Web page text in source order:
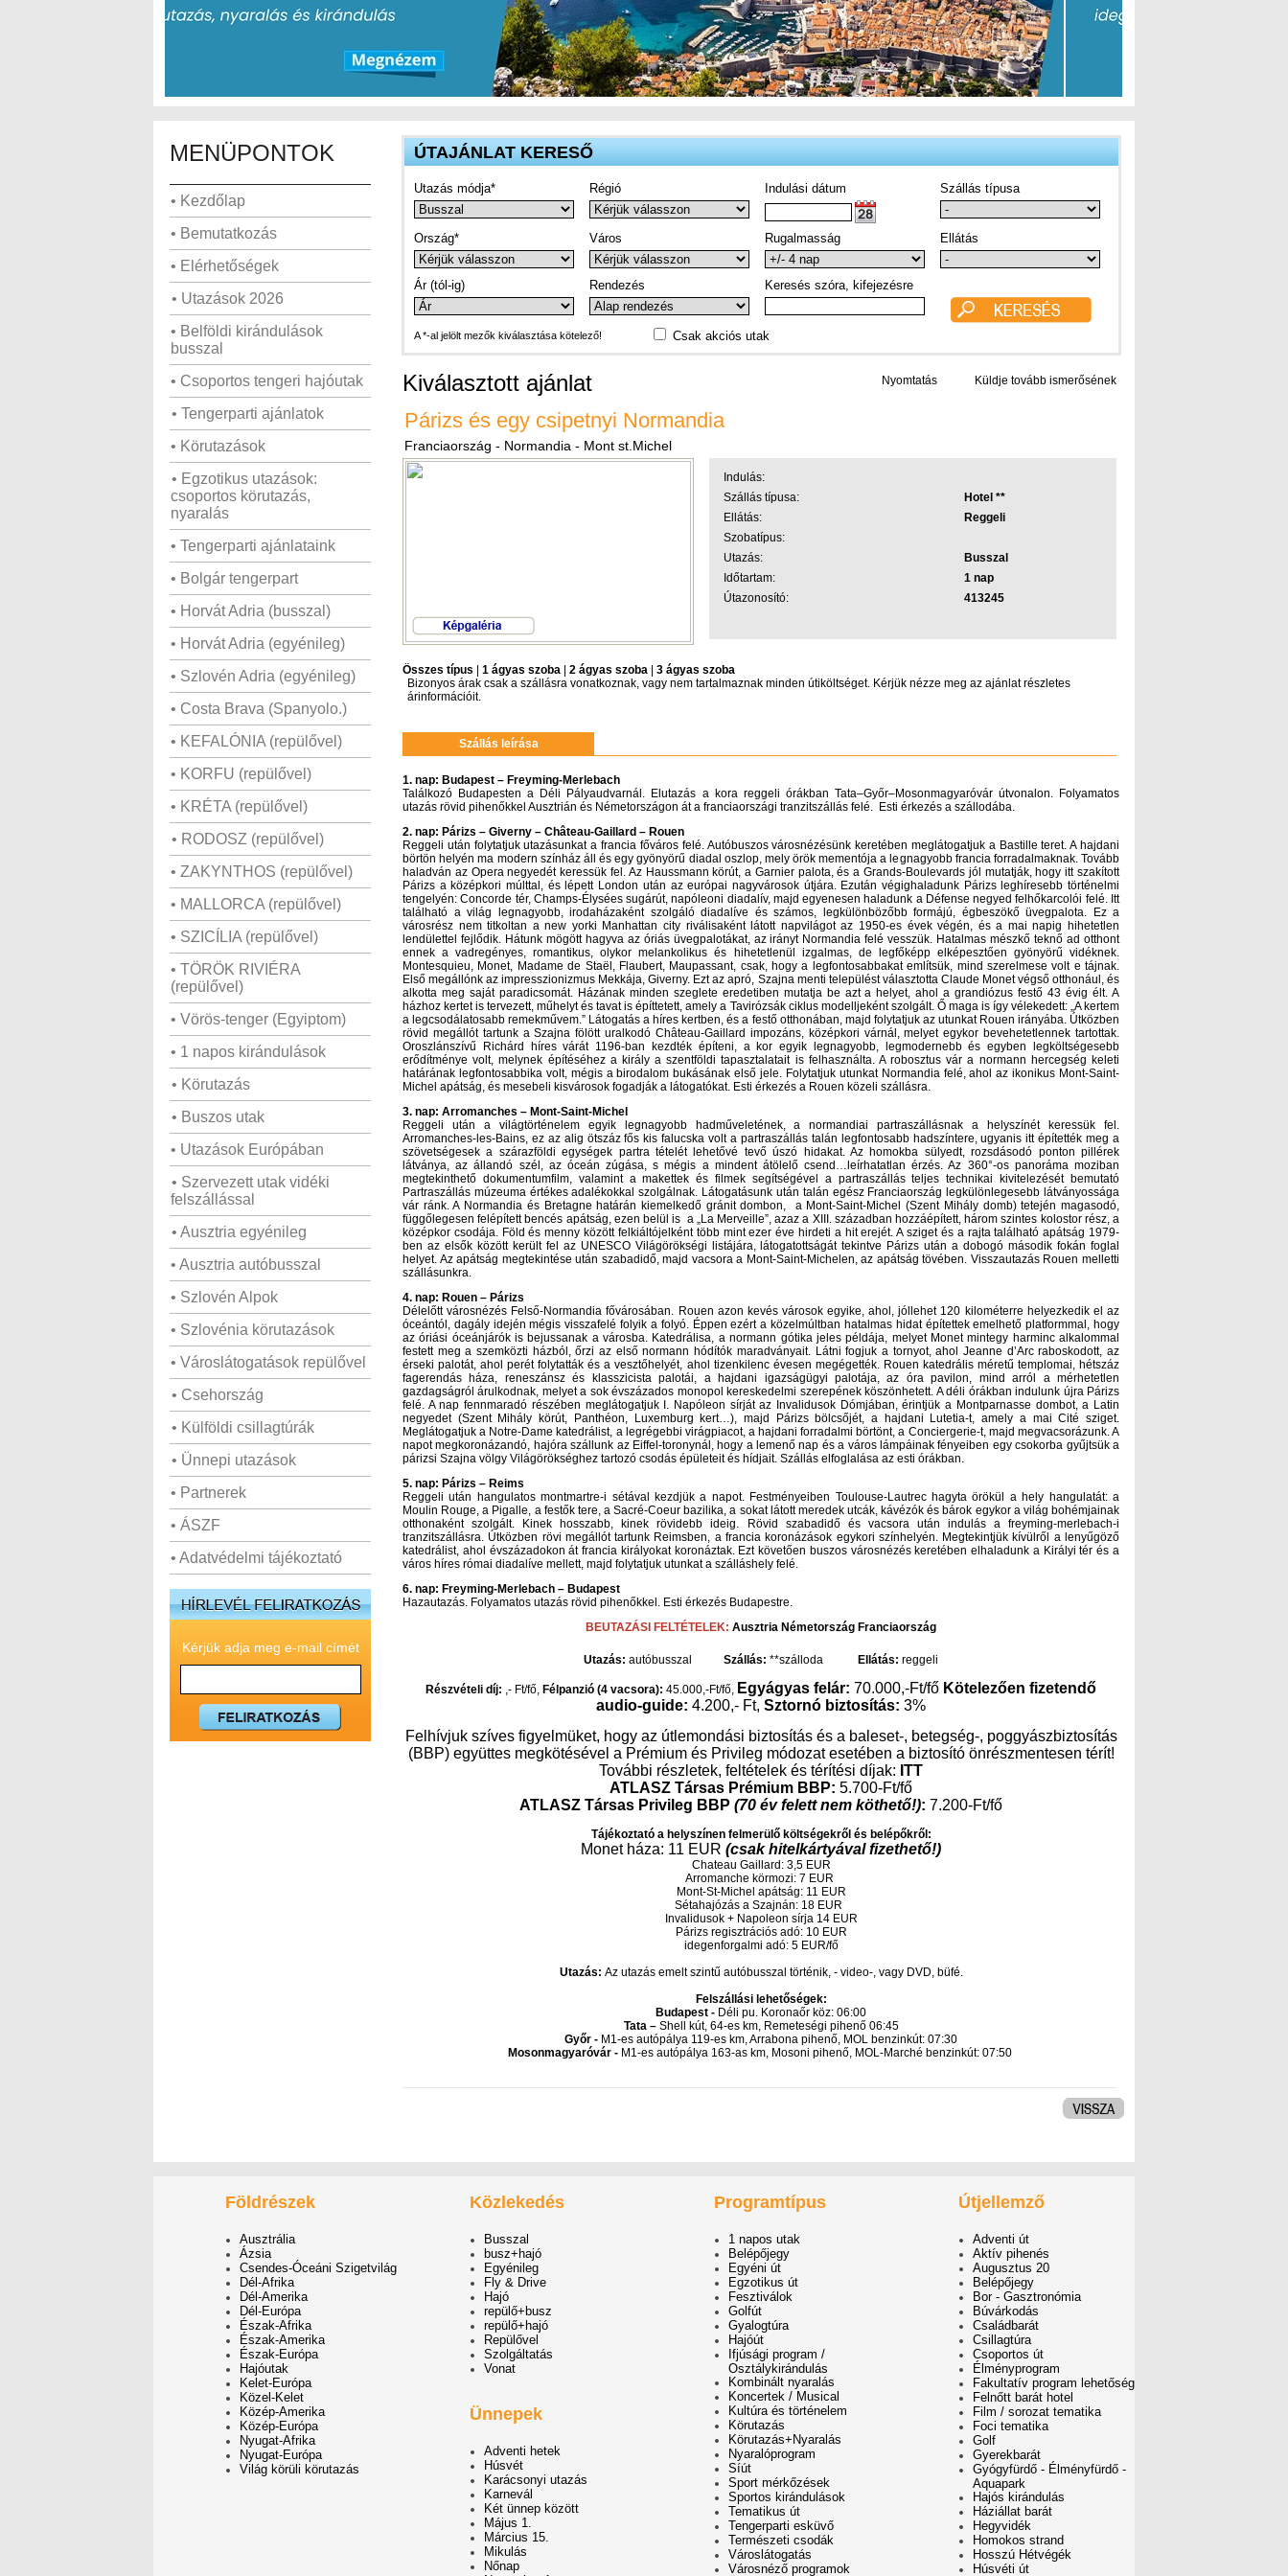
MENÜPONTOK
• Kezdőlap
• Bemutatkozás
• Elérhetőségek
• Utazások 2026
• Belföldi kirándulások
busszal
• Csoportos tengeri hajóutak
• Tengerparti ajánlatok
• Körutazások
• Egzotikus utazások:
csoportos körutazás,
nyaralás
• Tengerparti ajánlataink
• Bolgár tengerpart
• Horvát Adria (busszal)
• Horvát Adria (egyénileg)
• Szlovén Adria (egyénileg)
• Costa Brava (Spanyolo.)
• KEFALÓNIA (repülővel)
• KORFU (repülővel)
• KRÉTA (repülővel)
• RODOSZ (repülővel)
• ZAKYNTHOS (repülővel)
• MALLORCA (repülővel)
• SZICÍLIA (repülővel)
• TÖRÖK RIVIÉRA
(repülővel)
• Vörös-tenger (Egyiptom)
• 1 napos kirándulások
• Körutazás
• Buszos utak
• Utazások Európában
• Szervezett utak vidéki
felszállással
• Ausztria egyénileg
• Ausztria autóbusszal
• Szlovén Alpok
• Szlovénia körutazások
• Városlátogatások repülővel
• Csehország
• Külföldi csillagtúrák
• Ünnepi utazások
• Partnerek
• ÁSZF
• Adatvédelmi tájékoztató
Kérjük adja meg e-mail címét
ÚTAJÁNLAT KERESŐ
Utazás módja* Régió Indulási dátum Szállás típusa
Ország* Város Rugalmasság Ellátás
Ár (tól-ig) Rendezés Keresés szóra, kifejezésre
A *-al jelölt mezők kiválasztása kötelező! Csak akciós utak
Kiválasztott ajánlat Nyomtatás Küldje tovább ismerősének
Párizs és egy csipetnyi Normandia
Franciaország - Normandia - Mont st.Michel
Indulás:
Szállás típusa:
Hotel **
Ellátás:
Reggeli
Szobatípus:
Utazás:
Busszal
Időtartam:
1 nap
Útazonosító:
413245
Összes típus 1 ágyas szoba 2 ágyas szoba
3 ágyas szoba
Bizonyos árak csak a szállásra vonatkoznak, vagy nem tartalmaznak minden útiköltséget. Kérjük nézze meg az ajánlat részletes
árinformációit.
Szállás leírása
1. nap: Budapest – Freyming-Merlebach
Találkozó Budapesten a Déli Pályaudvarnál. Elutazás a kora reggeli órákban Tata–Győr–Mosonmagyaróvár útvonalon. Folyamatos
utazás rövid pihenőkkel Ausztrián és Németországon át a franciaországi tranzitszállás felé. Esti érkezés a szállodába.
2. nap: Párizs – Giverny – Château-Gaillard – Rouen
Reggeli után folytatjuk utazásunkat a francia főváros felé. Autóbuszos városnézésünk keretében meglátogatjuk a Bastille teret. A hajdani
börtön helyén ma modern színház áll és egy gyönyörű diadal oszlop, mely örök mementója a legnagyobb francia forradalmaknak. Tovább
haladván az Opera negyedét keressük fel. Az Haussmann körút, a Garnier palota, és a Grands-Boulevards jól mutatják, hogy itt szakított
Párizs a középkori múlttal, és lépett London után az európai nagyvárosok útjára. Ezután végighaladunk Párizs leghíresebb történelmi
tengelyén: Concorde tér, Champs-Élysées sugárút, napóleoni diadalív, majd egyenesen haladunk a Défense negyed felhőkarcolói felé. Itt
található a világ legnagyobb, irodaházaként szolgáló diadalíve és számos, legkülönbözőbb formájú, égbeszökő üvegpalota. Ez a
városrész nem titkoltan a new yorki Manhattan city riválisaként látott napvilágot az 1950-es évek végén, és a mai napig hihetetlen
lendülettel fejlődik. Hátunk mögött hagyva az óriás üvegpalotákat, az irányt Normandia felé vesszük. Hatalmas mészkő teknő ad otthont
ennek a vadregényes, romantikus, olykor melankolikus és hihetetlenül izgalmas, de legfőképp elképesztően gyönyörű vidéknek.
Montesquieu, Monet, Madame de Staël, Flaubert, Maupassant, csak, hogy a legfontosabbakat említsük, mind szerelmese volt e tájnak.
Első megállónk az impresszionizmus Mekkája, Giverny. Ezt az apró, Szajna menti települést választotta Claude Monet végső otthonául, és
alkotta meg saját paradicsomát. Házának minden szeglete eredetiben mutatja be azt a helyet, ahol a grandiózus festő 43 évig élt. A
házhoz kertet is tervezett, műhelyt és tavat is építtetett, amely a Tavirózsák ciklus modelljeként szolgált. Ő maga is így vélekedett: „A kertem
a legcsodálatosabb remekművem.” Látogatás a híres kertben, és a festő otthonában, majd folytatjuk az utunkat Rouen irányába. Útközben
rövid megállót tartunk a Szajna fölött uralkodó Château-Gaillard impozáns, középkori várnál, melyet egykor bevehetetlennek tartottak.
Oroszlánszívű Richárd híres várát 1196-ban kezdték építeni, a kor egyik legnagyobb, legmodernebb és egyben legköltségesebb
erődítménye volt, melynek építéséhez a király a szentföldi tapasztalatait is felhasználta. A robosztus vár a normann hercegség keleti
határának legfontosabbika volt, mégis a birodalom bukásának első jele. Folytatjuk utunkat Normandia felé, ahol az ikonikus Mont-Saint-
Michel apátság, és mesebeli kisvárosok fogadják a látogatókat. Esti érkezés a Rouen közeli szállásra.
3. nap: Arromanches – Mont-Saint-Michel
Reggeli után a világtörténelem egyik legnagyobb hadműveletének, a normandiai partraszállásnak a helyszínét keressük fel.
Arromanches-les-Bains, ez az alig ötszáz fős kis falucska volt a partraszállás talán legfontosabb hadszíntere, ugyanis itt építették meg a
szövetségesek a szárazföldi egységek partra tételét lehetővé tevő úszó hidakat. Az homokba sülyedt, rozsdásodó ponton pillérek
látványa, az állandó szél, az óceán zúgása, s mégis a mindent átölelő csend…leírhatatlan érzés. Az 360°-os panoráma moziban
megtekinthető dokumentumfilm, valamint a makettek és filmek segítségével a partraszállás teljes technikai kivitelezését bemutató
Partraszállás múzeuma értékes adalékokkal szolgálnak. Látogatásunk után talán egész Franciaország legkülönlegesebb látványossága
vár ránk. A Normandia és Bretagne határán kiemelkedő gránit dombon, a Mont-Saint-Michel (Szent Mihály domb) tetején magasodó,
függőlegesen felépített bencés apátság, ezen belül is a „La Merveille”, azaz a XIII. században hozzáépített, három szintes kolostor rész, a
középkor csodája. Föld és menny között felkiáltójelként több mint ezer éve hirdeti a hit erejét. A sziget és a rajta található apátság 1979-
ben az elsők között került fel az UNESCO Világörökségi listájára, látogatottságát tekintve Párizs után a dobogó második fokán foglal
helyet. Az apátság megtekintése után szabadidő, majd vacsora a Mont-Saint-Michelen, az apátság tövében. Visszautazás Rouen melletti
szállásunkra.
4. nap: Rouen – Párizs
Délelőtt városnézés Felső-Normandia fővárosában. Rouen azon kevés városok egyike, ahol, jóllehet 120 kilométerre helyezkedik el az
óceántól, dagály idején mégis visszafelé folyik a folyó. Éppen ezért a közelmúltban hatalmas hidat építettek emelhető platformmal, hogy
az óriási óceánjárók is bejussanak a városba. Katedrálisa, a normann gótika jeles példája, melyet Monet mintegy harminc alkalommal
festett meg a szemközti házból, őrzi az első normann hódítók maradványait. Látni fogjuk a tornyot, ahol Jeanne d’Arc raboskodott, az
érseki palotát, ahol perét folytatták és a vesztőhelyét, ahol tizenkilenc évesen megégették. Rouen katedrális méretű templomai, hétszáz
fagerendás háza, reneszánsz és klasszicista palotái, a hajdani igazságügyi palotája, az óra pavilon, mind arról a mérhetetlen
gazdagságról árulkodnak, melyet a sok évszázados monopol kereskedelmi szerepének köszönhetett. A déli órákban indulunk újra Párizs
felé. A nap fennmaradó részében meglátogatjuk I. Napóleon sírját az Invalidusok Dómjában, érintjük a Montparnasse dombot, a Latin
negyedet (Szent Mihály körút, Panthéon, Luxemburg kert…), majd Párizs bölcsőjét, a hajdani Lutetia-t, amely a mai Cité sziget.
Meglátogatjuk a Notre-Dame katedrálist, a legrégebbi virágpiacot, a hajdani forradalmi börtönt, a Conciergerie-t, majd megvacsorázunk. A
napot megkoronázandó, hajóra szállunk az Eiffel-toronynál, hogy a lemenő nap és a város lámpáinak fényeiben egy csokorba gyűjtsük a
párizsi Szajna völgy Világörökséghez tartozó csodás épületeit és hídjait. Szállás elfoglalása az esti órákban.
5. nap: Párizs – Reims
Reggeli után hangulatos montmartre-i sétával kezdjük a napot. Festményeiben Toulouse-Lautrec hagyta örökül a hely hangulatát: a
Moulin Rouge, a Pigalle, a festők tere, a Sacré-Coeur bazilika, a sokat látott meredek utcák, kávézók és bárok egykor a világ bohémjainak
otthonaként szolgált. Kinek hosszabb, kinek rövidebb ideig. Rövid szabadidő és vacsora után indulás a freyming-merlebach-i
tranzitszállásra. Útközben rövi megállót tartunk Reimsben, a francia koronázások egykori színhelyén. Megtekintjük kívülről a lenyűgöző
katedrálist, ahol évszázadokon át francia királyokat koronáztak. Ezt követően buszos városnézés keretében elhaladunk a Királyi tér és a
város híres római diadalíve mellett, majd folytatjuk utunkat a szálláshely felé.
6. nap: Freyming-Merlebach – Budapest
Hazautazás. Folyamatos utazás rövid pihenőkkel. Esti érkezés Budapestre.
BEUTAZÁSI FELTÉTELEK: Ausztria Németország Franciaország
Utazás: autóbusszal Szállás: **szálloda Ellátás: reggeli
Részvételi díj: ,- Ft/fő, Félpanzió (4 vacsora): 45.000,-Ft/fő, Egyágyas felár: 70.000,-Ft/fő Kötelezően fizetendő
audio-guide: 4.200,- Ft, Sztornó biztosítás: 3%
Felhívjuk szíves figyelmüket, hogy az útlemondási biztosítás és a baleset-, betegség-, poggyászbiztosítás
(BBP) együttes megkötésével a Prémium és Privileg módozat esetében a biztosító önrészmentesen térít!
További részletek, feltételek és térítési díjak: ITT
ATLASZ Társas Prémium BBP: 5.700-Ft/fő
ATLASZ Társas Privileg BBP (70 év felett nem köthető!): 7.200-Ft/fő
Tájékoztató a helyszínen felmerülő költségekről és belépőkről:
Monet háza: 11 EUR (csak hitelkártyával fizethető!)
Chateau Gaillard: 3,5 EUR
Arromanche körmozi: 7 EUR
Mont-St-Michel apátság: 11 EUR
Sétahajózás a Szajnán: 18 EUR
Invalidusok + Napoleon sírja 14 EUR
Párizs regisztrációs adó: 10 EUR
idegenforgalmi adó: 5 EUR/fő
Utazás: Az utazás emelt szintű autóbusszal történik, - video-, vagy DVD, büfé.
Felszállási lehetőségek:
Budapest - Déli pu. Koronaőr köz: 06:00
Tata – Shell kút, 64-es km, Remeteségi pihenő 06:45
Győr - M1-es autópálya 119-es km, Arrabona pihenő, MOL benzinkút: 07:30
Mosonmagyaróvár - M1-es autópálya 163-as km, Mosoni pihenő, MOL-Marché benzinkút: 07:50
Földrészek
Ausztrália
Ázsia
Csendes-Óceáni Szigetvilág
Dél-Afrika
Dél-Amerika
Dél-Európa
Észak-Afrika
Észak-Amerika
Észak-Európa
Hajóutak
Kelet-Európa
Közel-Kelet
Közép-Amerika
Közép-Európa
Nyugat-Afrika
Nyugat-Európa
Világ körüli körutazás
Közlekedés
Busszal
busz+hajó
Egyénileg
Fly & Drive
Hajó
repülő+busz
repülő+hajó
Repülővel
Szolgáltatás
Vonat
Ünnepek
Adventi hetek
Húsvét
Karácsonyi utazás
Karnevál
Két ünnep között
Május 1.
Március 15.
Mikulás
Nőnap
Programtípus
1 napos utak
Belépőjegy
Egyéni út
Egzotikus út
Fesztiválok
Golfút
Gyalogtúra
Hajóút
Ifjúsági program /
Osztálykirándulás
Kombinált nyaralás
Koncertek / Musical
Kultúra és történelem
Körutazás
Körutazás+Nyaralás
Nyaralóprogram
Síút
Sport mérkőzések
Sportos kirándulások
Tematikus út
Tengerparti esküvő
Természeti csodák
Városlátogatás
Városnéző programok
Útjellemző
Adventi út
Aktív pihenés
Augusztus 20
Belépőjegy
Bor - Gasztronómia
Búvárkodás
Családbarát
Csillagtúra
Csoportos út
Élményprogram
Fakultatív program lehetőség
Felnőtt barát hotel
Film / sorozat tematika
Foci tematika
Golf
Gyerekbarát
Gyógyfürdő - Élményfürdő -
Aquapark
Hajós kirándulás
Háziállat barát
Hegyvidék
Homokos strand
Hosszú Hétvégék
Húsvéti út